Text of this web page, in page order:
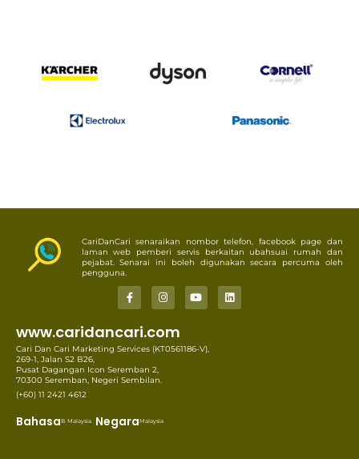
CariDanCari senaraikan nombor telefon, facebook page dan
laman web pemberi servis berkaitan ubahsuai rumah dan
pejabat. Senarai ini boleh digunakan secara percuma oleh
pengguna.
www.caridancari.com
Cari Dan Cari Marketing Services (KT0561186-V),
269-1, Jalan S2 B26,
Pusat Dagangan Icon Seremban 2,
70300 Seremban, Negeri Sembilan.
(+60) 11 2421 4612
BahasaB. Malaysia NegaraMalaysia